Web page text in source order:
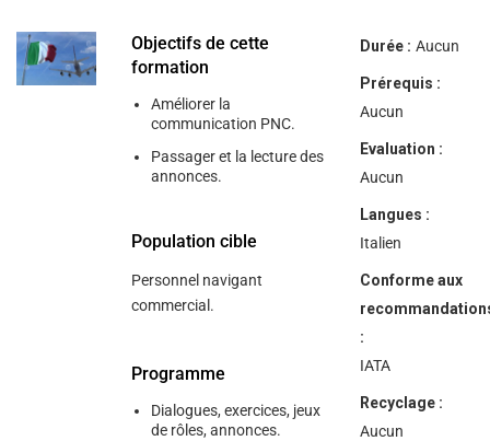
navigate
and
interact
Objectifs de cette
formation
Améliorer la
communication PNC.
Passager et la lecture des
annonces.
Population cible
Personnel navigant
commercial.
Programme
Dialogues, exercices, jeux
de rôles, annonces.
Durée : Aucun
Prérequis :
Aucun
Evaluation :
Aucun
Langues :
Italien
Conforme aux
:
IATA
Recyclage :
Aucun